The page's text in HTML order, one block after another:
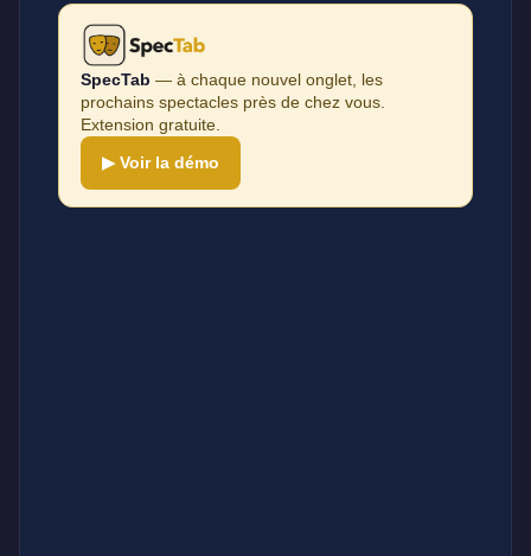
SpecTab — à chaque nouvel onglet, les
prochains spectacles près de chez vous.
Extension gratuite.
▶ Voir la démo